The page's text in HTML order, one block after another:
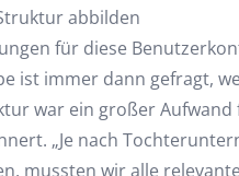
abbilden
für diese
ist immer dann gefragt,
war ein großer
„Je nach
mussten wir alle